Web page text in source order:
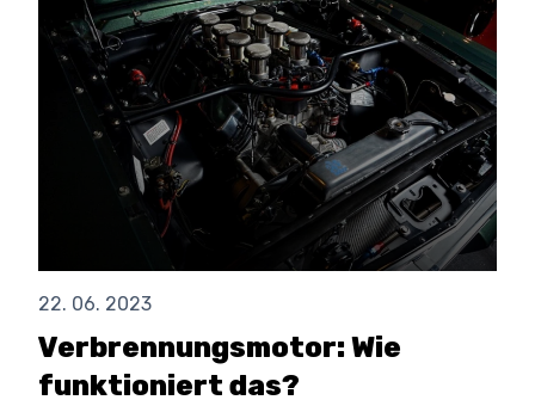
22. 06. 2023
Verbrennungsmotor: Wie
funktioniert das?